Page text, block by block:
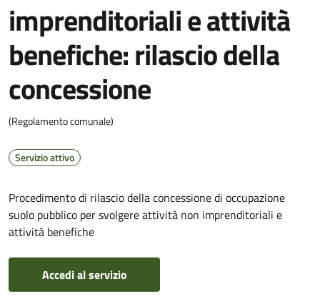
imprenditoriali e attività
benefiche: rilascio della
concessione
(Regolamento comunale)
Servizio attivo
Procedimento di rilascio della concessione di occupazione
suolo pubblico per svolgere attività non imprenditoriali e
attività benefiche
Accedi al servizio